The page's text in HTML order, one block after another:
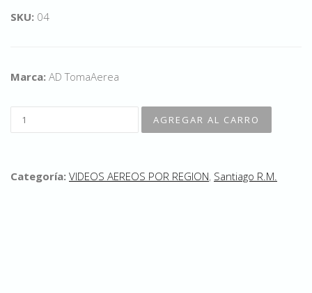
SKU: 04
Marca: AD TomaAerea
Categoría: VIDEOS AEREOS POR REGION, Santiago R.M.